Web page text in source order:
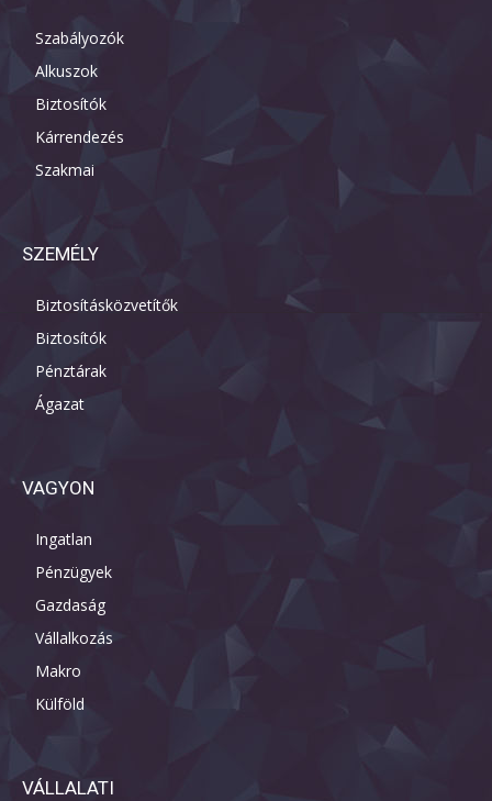
Szabályozók
Alkuszok
Biztosítók
Kárrendezés
Szakmai
SZEMÉLY
Biztosításközvetítők
Biztosítók
Pénztárak
Ágazat
VAGYON
Ingatlan
Pénzügyek
Gazdaság
Vállalkozás
Makro
Külföld
VÁLLALATI